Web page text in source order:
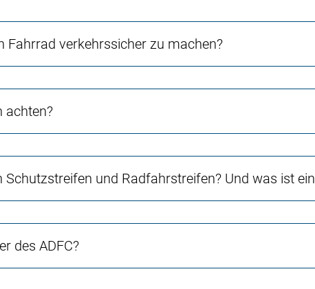
Fahrrad verkehrssicher zu machen?
achten?
und Radfahrstreifen? Und was ist
des ADFC?